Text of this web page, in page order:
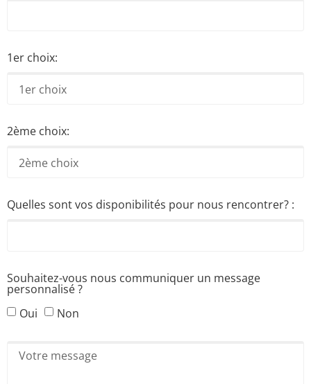
1er choix:
2ème choix:
Quelles sont vos disponibilités pour nous rencontrer? :
Souhaitez-vous nous communiquer un message
personnalisé ?
Oui
Non